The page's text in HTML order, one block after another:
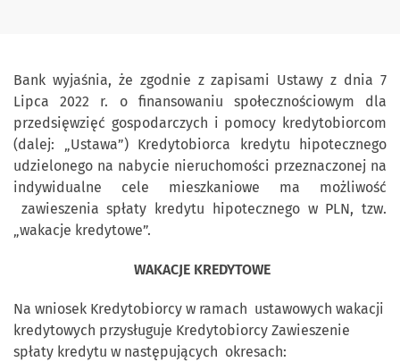
Bank wyjaśnia, że zgodnie z zapisami Ustawy z dnia 7
Lipca 2022 r. o finansowaniu społecznościowym dla
przedsięwzięć gospodarczych i pomocy kredytobiorcom
(dalej: „Ustawa”) Kredytobiorca kredytu hipotecznego
udzielonego na nabycie nieruchomości przeznaczonej na
indywidualne cele mieszkaniowe ma możliwość
zawieszenia spłaty kredytu hipotecznego w PLN, tzw.
„wakacje kredytowe”.
WAKACJE KREDYTOWE
Na wniosek Kredytobiorcy w ramach ustawowych wakacji
kredytowych przysługuje Kredytobiorcy Zawieszenie
spłaty kredytu w następujących okresach: